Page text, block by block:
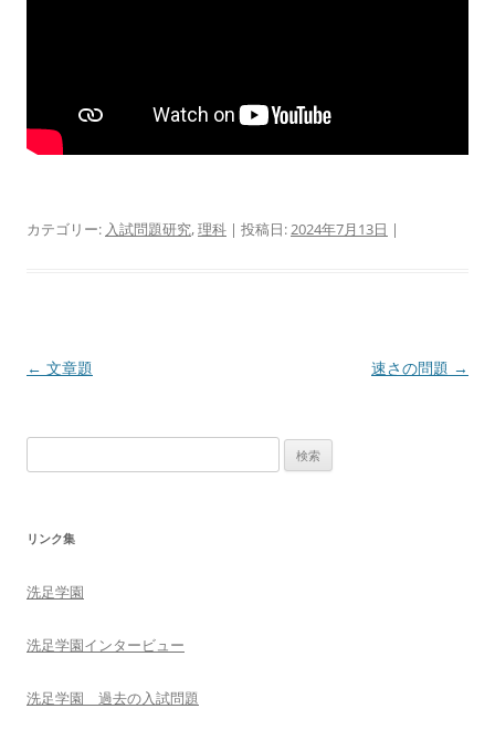
カテゴリー: 入試問題研究,理科 | 投稿日:2024年7月13日 |
投
ョ
← 文章題 速さの問題 →
索
リンク集
洗足学園
洗足学園インタービュー
洗足学園 過去の入試問題